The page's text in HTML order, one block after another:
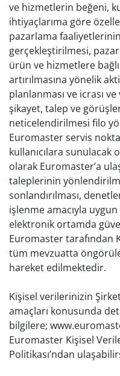
ve hizmetlerin beğeni,
ihtiyaçlarıma göre
pazarlama
gerçekleştirilmesi, pazar
ürün ve hizmetlere
artırılmasına yönelik
planlanması ve icrası
şikayet, talep ve
neticelendirilmesi filo
Euromaster servis
kullanıcılara
olarak Euromaster’a
taleplerinin
sonlandırılması,
işlenme amacıyla
elektronik ortamda
Euromaster tarafından
tüm mevzuatta
hareket edilmektedir.
Kişisel verilerinizin
amaçları konusunda
bilgilere;
Euromaster Kişisel
Politikası’ndan